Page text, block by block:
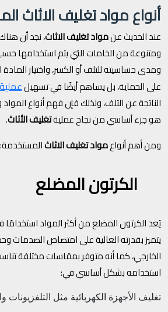
أنواع مواد تغليف الاثاث
عند الحديث عنمواد تغليف الاثاث، نجد أن
ومتنوعة من الخامات التي يتم استخدامها
ومدى حساسيته للتلف أو الكسر، واختيار
على الحماية، بل يساهم أيضًا في تسهيل
الناتجة عن التلف، ولذلك فإن فهم أنواع
هو جزء أساسي من نجاح عمليةتغليف الأثاث.
ومن أهم أنواعمواد تغليف الاثاثالمستخدمة:
الكرتون المضلع
يُعد الكرتون المضلع من أكثر المواد
يتميز بقدرته العالية على امتصاص الصدمات
الخارجي، كما أنه متوفر بمقاسات مختلفة
استخدامه بشكل أساسي في:
تغليف الأجهزة الكهربائية مثل التلفزيونات